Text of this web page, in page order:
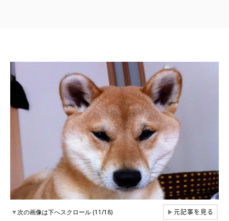
▼次の画像は下へスクロール (11/18) ▶元記事を見る